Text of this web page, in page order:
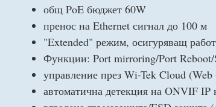
общ PoE бюджет 60W
пренос на Ethernet сигнал до 100 м
"Extended" режим, осигуряващ
Функции: Port mirroring/Port
управление през Wi-Tek Cloud
автоматична детекция на ONVIF IP